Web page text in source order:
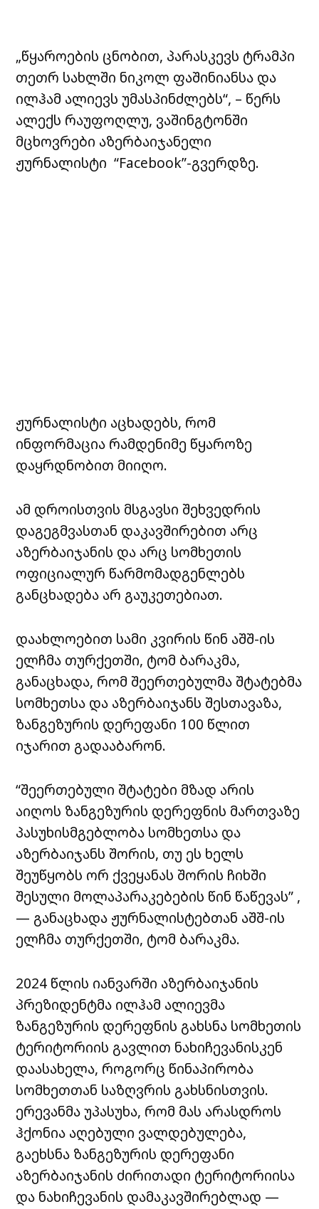
„წყაროების ცნობით, პარასკევს ტრამპი
თეთრ სახლში ნიკოლ ფაშინიანსა და
ილჰამ ალიევს უმასპინძლებს“, – წერს
ალექს რაუფოღლუ, ვაშინგტონში
მცხოვრები აზერბაიჯანელი
ჟურნალისტი “Facebook”-გვერდზე.
ჟურნალისტი აცხადებს, რომ
ინფორმაცია რამდენიმე წყაროზე
დაყრდნობით მიიღო.
ამ დროისთვის მსგავსი შეხვედრის
დაგეგმვასთან დაკავშირებით არც
აზერბაიჯანის და არც სომხეთის
ოფიციალურ წარმომადგენლებს
განცხადება არ გაუკეთებიათ.
დაახლოებით სამი კვირის წინ აშშ-ის
ელჩმა თურქეთში, ტომ ბარაკმა,
განაცხადა, რომ შეერთებულმა შტატებმა
სომხეთსა და აზერბაიჯანს შესთავაზა,
ზანგეზურის დერეფანი 100 წლით
იჯარით გადააბარონ.
“შეერთებული შტატები მზად არის
აიღოს ზანგეზურის დერეფნის მართვაზე
პასუხისმგებლობა სომხეთსა და
აზერბაიჯანს შორის, თუ ეს ხელს
შეუწყობს ორ ქვეყანას შორის ჩიხში
შესული მოლაპარაკებების წინ წაწევას” ,
— განაცხადა ჟურნალისტებთან აშშ-ის
ელჩმა თურქეთში, ტომ ბარაკმა.
2024 წლის იანვარში აზერბაიჯანის
პრეზიდენტმა ილჰამ ალიევმა
ზანგეზურის დერეფნის გახსნა სომხეთის
ტერიტორიის გავლით ნახიჩევანისკენ
დაასახელა, როგორც წინაპირობა
სომხეთთან საზღვრის გახსნისთვის.
ერევანმა უპასუხა, რომ მას არასდროს
ჰქონია აღებული ვალდებულება,
გაეხსნა ზანგეზურის დერეფანი
აზერბაიჯანის ძირითადი ტერიტორიისა
და ნახიჩევანის დამაკავშირებლად —